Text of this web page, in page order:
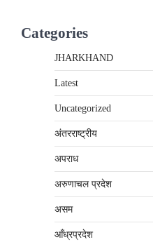
Categories
JHARKHAND
Latest
Uncategorized
अंतरराष्‍ट्रीय
अपराध
अरुणाचल प्रदेश
असम
आँध्रप्रदेश